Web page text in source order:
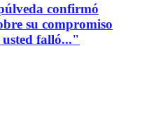
confirmó
su compromiso
falló..."